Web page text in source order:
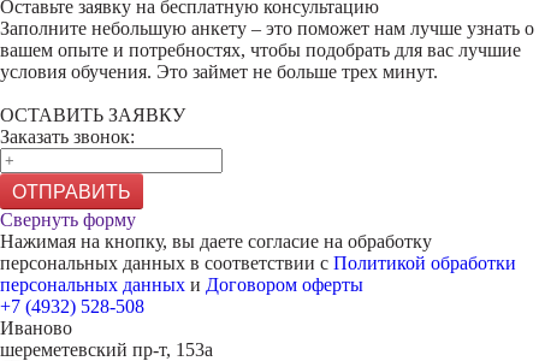
Оставьте заявку на бесплатную консультацию
Заполните небольшую анкету – это поможет нам лучше узнать о
вашем опыте и потребностях, чтобы подобрать для вас лучшие
условия обучения. Это займет не больше трех минут.
ОСТАВИТЬ ЗАЯВКУ
Заказать звонок:
ОТПРАВИТЬ
Свернуть форму
Нажимая на кнопку, вы даете согласие на обработку
персональных данных в соответствии с Политикой обработки
персональных данных и Договором оферты
+7 (4932) 528-508
Иваново
шереметевский пр-т, 153а